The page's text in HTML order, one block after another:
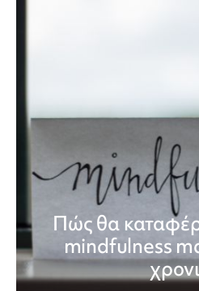
Πώς θα
mindfulness